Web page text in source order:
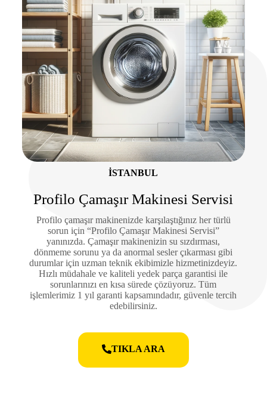
ISTANBUL
Profilo Çamaşır Makinesi Servisi
Profilo çamaşır makinenizde karşılaştığınız her türlü
sorun için “Profilo Çamaşır Makinesi Servisi”
yanınızda. Çamaşır makinenizin su sızdırması,
dönmeme sorunu ya da anormal sesler çıkarması gibi
durumlar için uzman teknik ekibimizle hizmetinizdeyiz.
Hızlı müdahale ve kaliteli yedek parça garantisi ile
sorunlarınızı en kısa sürede çözüyoruz. Tüm
işlemlerimiz 1 yıl garanti kapsamındadır, güvenle tercih
edebilirsiniz.
TIKLA ARA